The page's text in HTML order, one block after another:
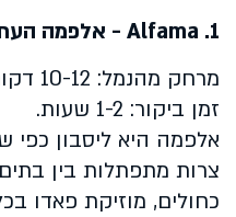
1.
Alfama - אלפמה
מרחק מהנמל: 10-12 דקות הליכה.
זמן ביקור: 1-2 שעות.
אלפמה היא ליסבון כפי
צרות מתפתלות בין בתים
כחולים, מוזיקת פאדו